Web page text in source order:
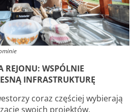
REJONU: WSPÓLNIE
INFRASTRUKTURĘ
coraz częściej wybierają
swoich projektów.